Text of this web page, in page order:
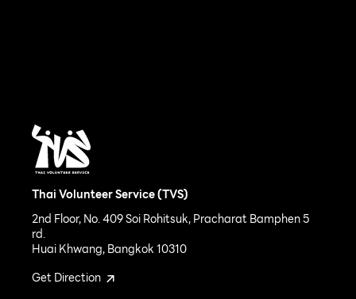
Thai Volunteer Service (TVS)
2nd Floor, No. 409 Soi Rohitsuk, Pracharat Bamphen 5
rd.
Huai Khwang, Bangkok 10310
Get Direction